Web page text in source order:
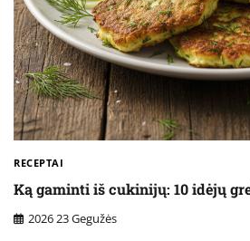
RECEPTAI
Ką gaminti iš cukinijų: 10 idėjų
2026 23 Gegužės